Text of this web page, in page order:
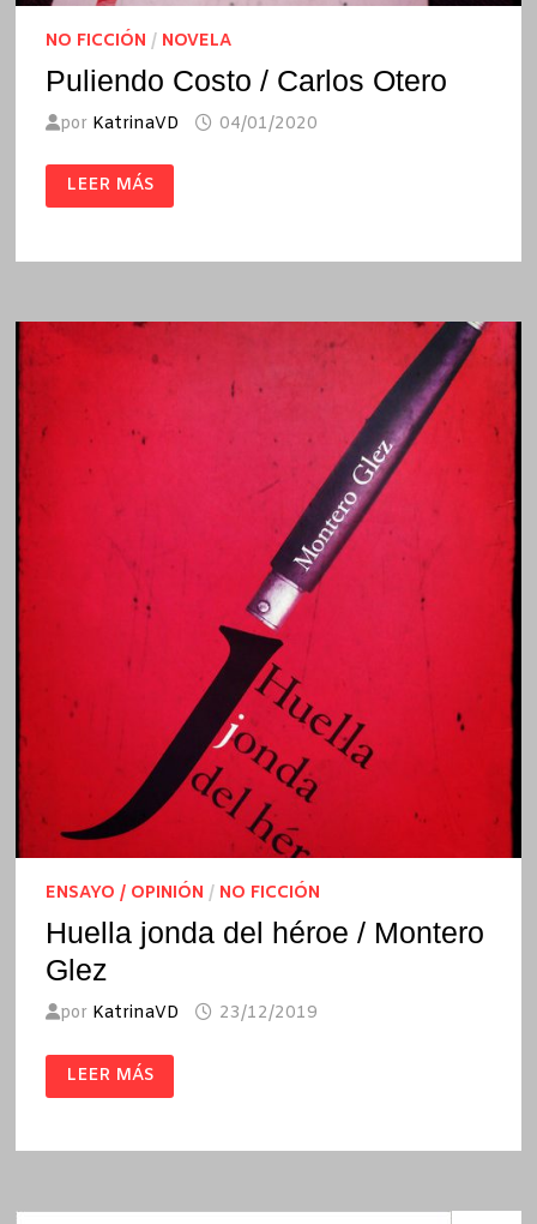
NO FICCIÓN / NOVELA
Puliendo Costo / Carlos Otero
por KatrinaVD 04/01/2020
PULIENDO
COSTO
/
LEER MÁS
ENSAYO / OPINIÓN / NO FICCIÓN
Huella jonda del héroe / Montero
Glez
por KatrinaVD 23/12/2019
HUELLA
JONDA
DEL
MONTERO
LEER MÁS